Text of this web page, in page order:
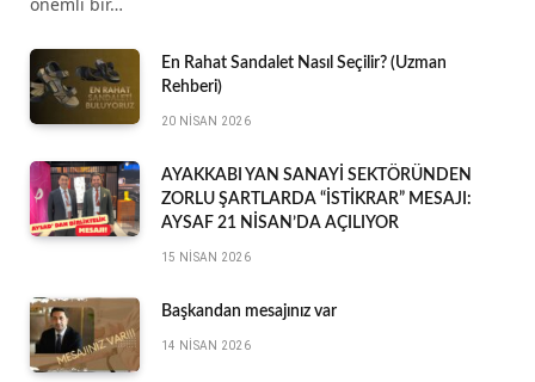
En Rahat Sandalet Nasıl Seçilir? (Uzman
Rehberi)
20 NISAN 2026
AYAKKABI YAN SANAYİ SEKTÖRÜNDEN
ZORLU ŞARTLARDA “İSTİKRAR” MESAJI:
AYSAF 21 NİSAN’DA AÇILIYOR
15 NISAN 2026
Başkandan mesajınız var
14 NISAN 2026